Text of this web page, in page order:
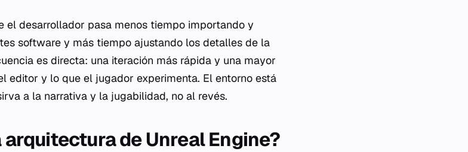
el desarrollador pasa menos tiempo importando y
software y más tiempo ajustando los detalles de la
es directa: una iteración más rápida y una mayor
editor y lo que el jugador experimenta. El entorno está
a la narrativa y la jugabilidad, no al revés.
de Unreal Engine?